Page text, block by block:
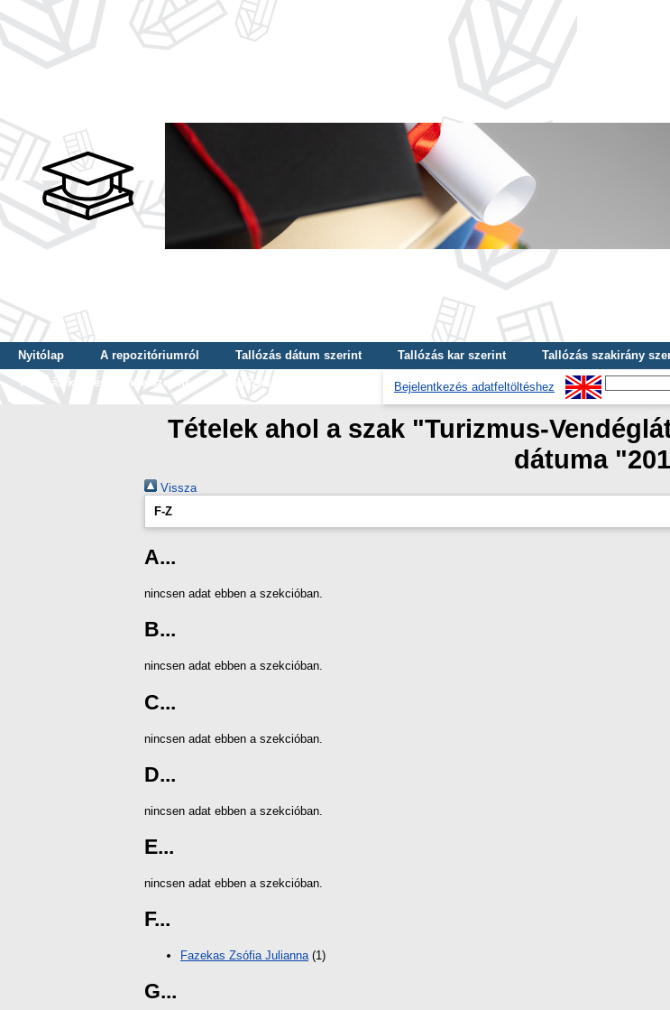
Nyitólap A repozitóriumról Tallózás dátum szerint Tallózás kar szerint Tallózás szakirány
Tallózás képzés szintje szerint
Tallózás kulcsszó szerint Bejelentkezés adatfeltöltéshez
Tételek ahol a szak "Turizmus-
dátuma
Vissza
F-Z
A...
nincsen adat ebben a szekcióban.
B...
nincsen adat ebben a szekcióban.
C...
nincsen adat ebben a szekcióban.
D...
nincsen adat ebben a szekcióban.
E...
nincsen adat ebben a szekcióban.
F...
Fazekas Zsófia Julianna(1)
G...